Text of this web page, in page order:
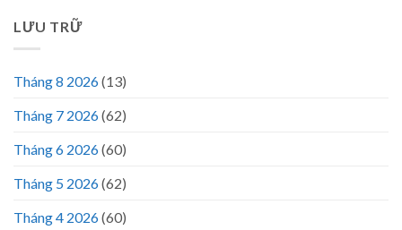
LƯU TRỮ
Tháng 8 2026(13)
Tháng 7 2026(62)
Tháng 6 2026(60)
Tháng 5 2026(62)
Tháng 4 2026(60)